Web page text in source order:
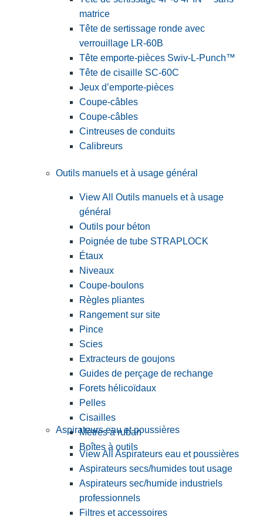
matrice
Tête de sertissage ronde avec
verrouillage LR-60B
Tête emporte-pièces Swiv-L-Punch™
Tête de cisaille SC-60C
Jeux d’emporte-pièces
Coupe-câbles
Coupe-câbles
Cintreuses de conduits
Calibreurs
Outils manuels et à usage général
View All Outils manuels et à usage
général
Outils pour béton
Poignée de tube STRAPLOCK
Étaux
Niveaux
Coupe-boulons
Règles pliantes
Rangement sur site
Pince
Scies
Extracteurs de goujons
Guides de perçage de rechange
Forets hélicoïdaux
Pelles
Cisailles
Mètres à ruban
Boîtes à outils
Aspirateurs eau et poussières
View All Aspirateurs eau et poussières
Aspirateurs secs/humides tout usage
Aspirateurs sec/humide industriels
professionnels
Filtres et accessoires